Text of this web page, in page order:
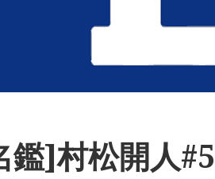
鑑]村松開人#5